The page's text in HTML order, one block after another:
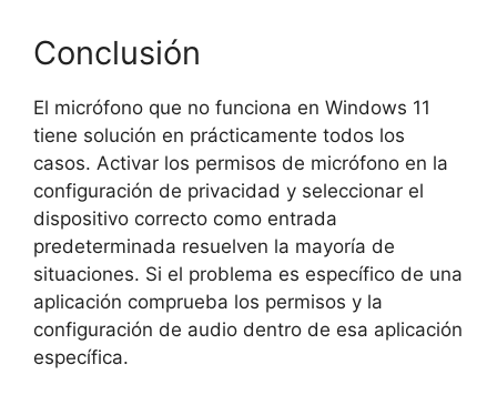
Conclusión
El micrófono que no funciona en Windows 11
tiene solución en prácticamente todos los
casos. Activar los permisos de micrófono en la
configuración de privacidad y seleccionar el
dispositivo correcto como entrada
predeterminada resuelven la mayoría de
situaciones. Si el problema es específico de una
aplicación comprueba los permisos y la
configuración de audio dentro de esa aplicación
específica.